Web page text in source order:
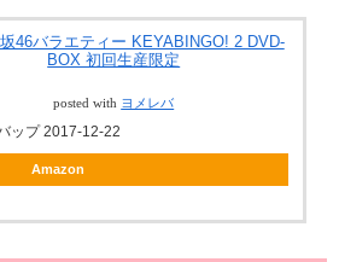
46バラエティー KEYABINGO! 2 DVD-
BOX 初回生産限定
posted with ヨメレバ
ップ 2017-12-22
Amazon